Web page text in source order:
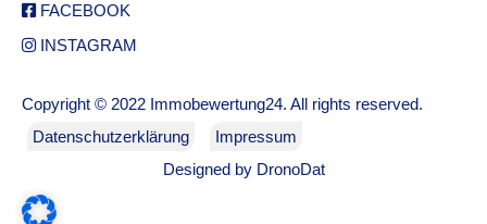
FACEBOOK
INSTAGRAM
Copyright © 2022 Immobewertung24. All rights reserved.
Datenschutzerklärung
Impressum
Designed by DronoDat